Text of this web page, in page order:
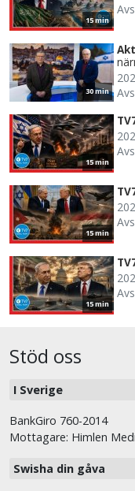
15 min
30 min
15 min
15 min
15 min
Stöd oss
I Sverige
BankGiro 760-2014
Mottagare: Himlen
Swisha din gåva